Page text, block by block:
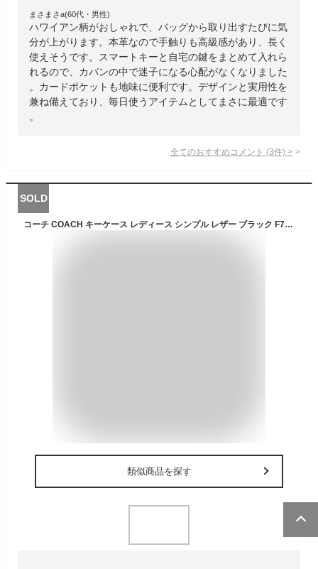
まさまさa(60代・男性)
ハワイアン柄がおしゃれで、バッグから取り出すたびに気
分が上がります。本革なので手触りも高級感があり、長く
使えそうです。スマートキーと自宅の鍵をまとめて入れら
れるので、カバンの中で迷子になる心配がなくなりました
。カードポケットも地味に便利です。デザインと実用性を
兼ね備えており、毎日使うアイテムとしてまさに最適です
。
全てのおすすめコメント (3件) >
SOLD
コーチ COACH キーケース レディース シンプル レザー ブラック F76741 IMBLK | コーチアウトレット コンビニ受取 ブランド【最大2500円クーポン 2/13 23:59迄】
類似商品を探す